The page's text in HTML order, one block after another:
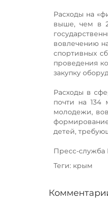
Расходы на
выше, чем в
вовлечению
спортивных
проведения
закупку
Расходы в
почти на 134
молодежи,
детей,
Пресс-служба
Теги: крым